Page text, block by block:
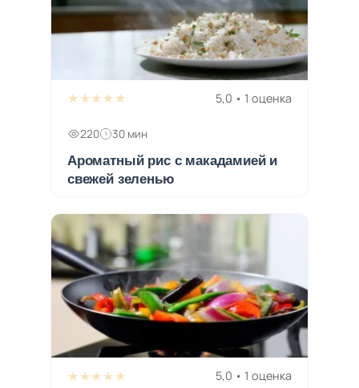
★★★★★ 5,0 • 1 оценка
220 30 мин
Ароматный рис с макадамией и
свежей зеленью
★★★★★ 5,0 • 1 оценка